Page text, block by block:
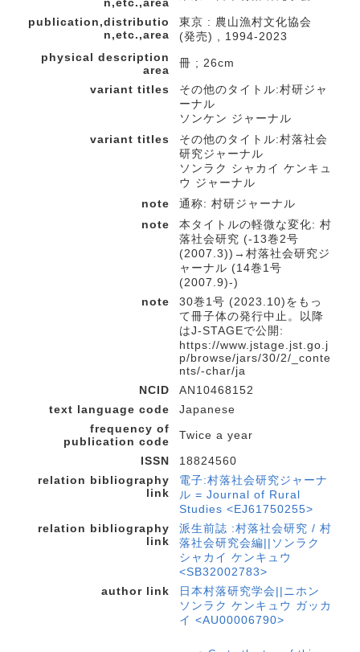
publication,distributio
n,etc.,area
東京 : 農山漁村文化協会
(発売) , 1994-2023
physical description
area
冊 ; 26cm
variant titles
その他のタイトル:村研ジャ
ーナル
ソンケン ジャーナル
variant titles
その他のタイトル:村落社会
研究ジャーナル
ソンラク シャカイ ケンキュ
ウ ジャーナル
note
通称: 村研ジャーナル
note
本タイトルの軽微な変化: 村
落社会研究 (-13巻2号
(2007.3))→村落社会研究ジ
ャーナル (14巻1号
(2007.9)-)
note
30巻1号 (2023.10)をもっ
て冊子体の発行中止。以降
はJ-STAGEで公開:
https://www.jstage.jst.go.j
p/browse/jars/30/2/_conte
nts/-char/ja
NCID
AN10468152
text language code
Japanese
frequency of
publication code
Twice a year
ISSN
18824560
relation bibliography
link
電子:村落社会研究ジャーナ
ル = Journal of Rural
Studies <EJ61750255>
relation bibliography
link
派生前誌 :村落社会研究 / 村
落社会研究会編||ソンラク
シャカイ ケンキュウ
<SB32002783>
author link
日本村落研究学会||ニホン
ソンラク ケンキュウ ガッカ
イ <AU00006790>